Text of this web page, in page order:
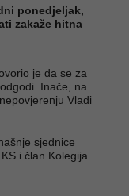
ponedjeljak,
zakaže hitna
je da se za
Inače, na
Vladi
sjednice
i član Kolegija